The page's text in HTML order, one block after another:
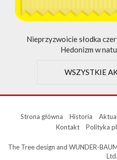
Nieprzyzwoicie słodka
Hedonizm w
WSZYSTKIE
Strona główna Historia
Kontakt
Polityka
The Tree design and WUNDER-
Ltd.